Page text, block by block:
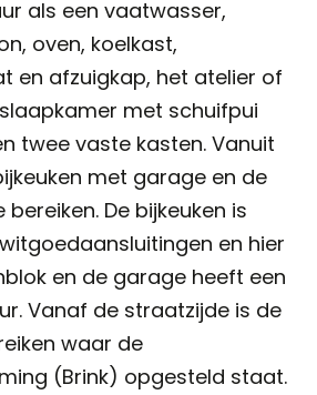
als een vaatwasser,
oven, koelkast,
en afzuigkap, het atelier of
met schuifpui
twee vaste kasten. Vanuit
met garage en de
De bijkeuken is
en hier
en de garage heeft een
Vanaf de straatzijde is de
waar de
(Brink) opgesteld staat.